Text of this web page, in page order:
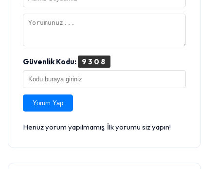
Güvenlik Kodu: 9308
Yorum Yap
Henüz yorum yapılmamış. İlk yorumu siz yapın!